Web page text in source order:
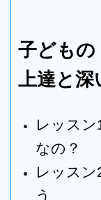
子どもの
上達と深
レッスン
なの？
レッスン
う